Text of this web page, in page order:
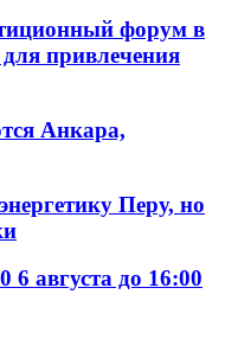
форум в
привлечения
Анкара,
Перу, но
6 августа до 16:00